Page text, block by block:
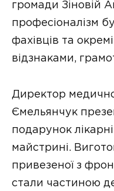
громади Зіновій
професіоналізм
фахівців та
відзнаками,
Директор
Ємельянчук
подарунок
майстрині.
привезеної з
стали частиною